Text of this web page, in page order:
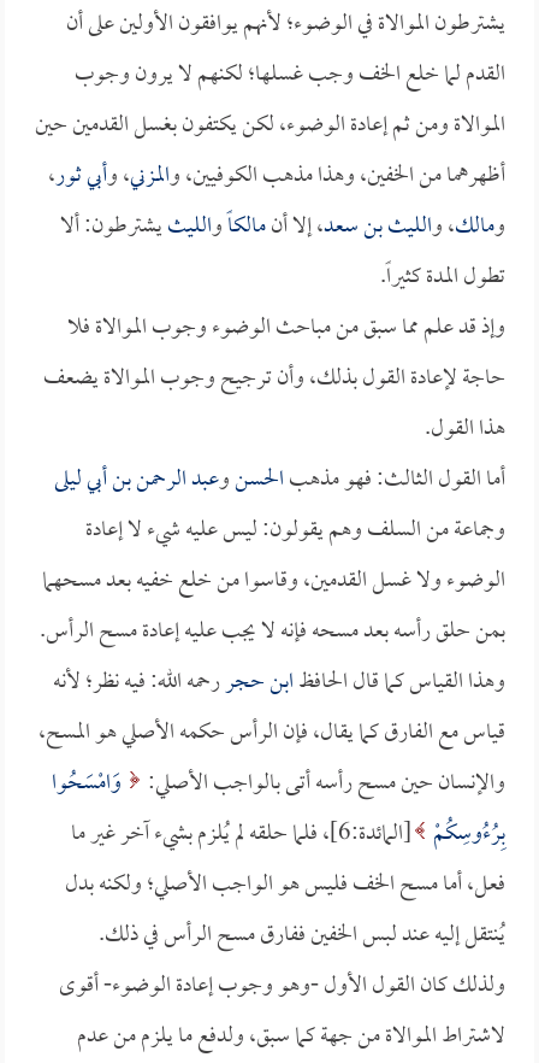
يشترطون الموالاة في الوضوء؛ لأنهم يوافقون الأولين على أن
القدم لما خلع الخف وجب غسلها؛ لكنهم لا يرون وجوب
الموالاة ومن ثم إعادة الوضوء، لكن يكتفون بغسل القدمين حين
أظهرهما من الخفين، وهذا مذهب الكوفيين، والمزني، وأبي ثور،
ومالك، والليث بن سعد، إلا أنمالكاًوالليثيشترطون: ألا
تطول المدة كثيراً.
وإذ قد علم مما سبق من مباحث الوضوء وجوب الموالاة فلا
حاجة لإعادة القول بذلك، وأن ترجيح وجوب الموالاة يضعف
هذا القول.
أما القول الثالث: فهو مذهبالحسنوعبد الرحمن بن أبي ليلى
وجماعة من السلف وهم يقولون: ليس عليه شيء لا إعادة
الوضوء ولا غسل القدمين، وقاسوا من خلع خفيه بعد مسحهما
بمن حلق رأسه بعد مسحه فإنه لا يجب عليه إعادة مسح الرأس.
وهذا القياس كما قال الحافظابن حجررحمه الله: فيه نظر؛ لأنه
قياس مع الفارق كما يقال، فإن الرأس حكمه الأصلي هو المسح،
والإنسان حين مسح رأسه أتى بالواجب الأصلي:
وَامْسَحُوا
بِرُءُوسِكُمْ
[المائدة:6]، فلما حلقه لم يُلزم بشيء آخر غير ما
فعل، أما مسح الخف فليس هو الواجب الأصلي؛ ولكنه بدل
يُنتقل إليه عند لبس الخفين ففارق مسح الرأس في ذلك.
ولذلك كان القول الأول -وهو وجوب إعادة الوضوء- أقوى
لاشتراط الموالاة من جهة كما سبق، ولدفع ما يلزم من عدم